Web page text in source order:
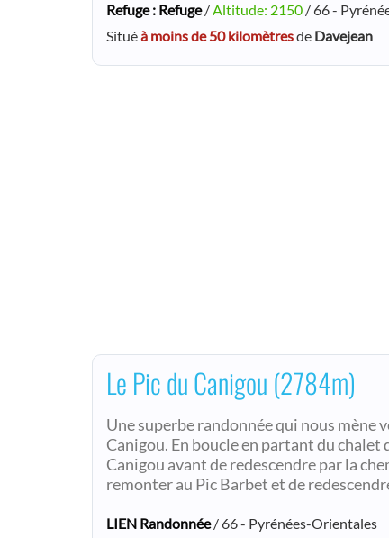
Refuge : Refuge/Altitude: 2150 / 66 -
Situéà moins de 50 kilomètresde Davejean
Le Pic du Canigou (2784m)
Une superbe randonnée qui nous mène
Canigou. En boucle en partant du chalet
Canigou avant de redescendre par la
remonter au Pic Barbet et de
LIEN Randonnée/ 66 - Pyrénées-Orientales